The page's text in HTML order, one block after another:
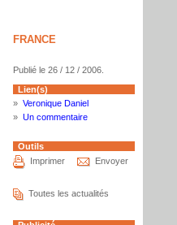
FRANCE
Publié le 26 / 12 / 2006.
Lien(s)
» Veronique Daniel
» Un commentaire
Outils
Imprimer
Envoyer
Toutes les actualités